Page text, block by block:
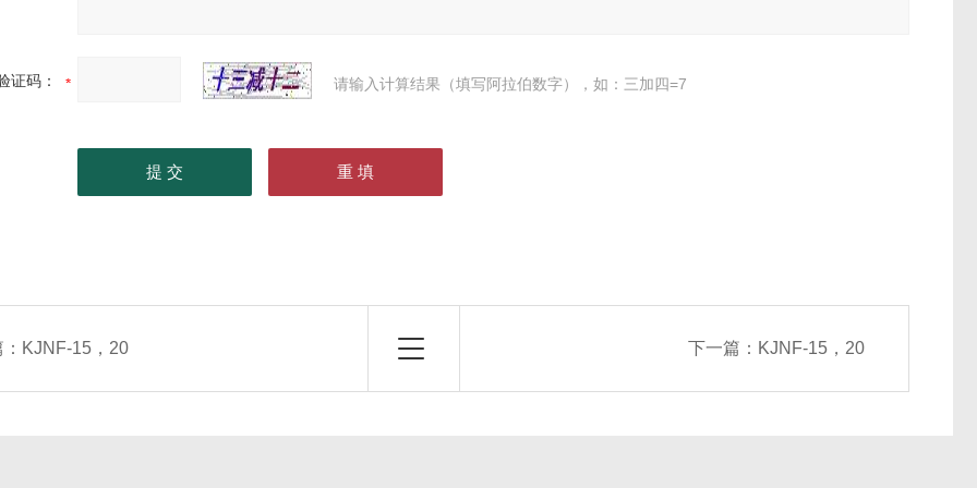
证码： 请输入计算结果（填写阿拉伯数字），如：三加四=7
KJNF-15，20 下一篇： KJNF-15，20